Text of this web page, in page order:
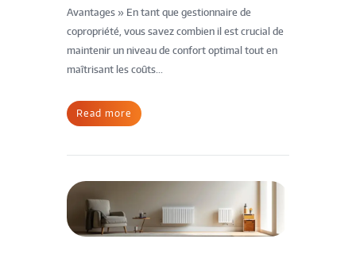
Avantages » En tant que gestionnaire de
copropriété, vous savez combien il est crucial de
maintenir un niveau de confort optimal tout en
maîtrisant les coûts...
Read more